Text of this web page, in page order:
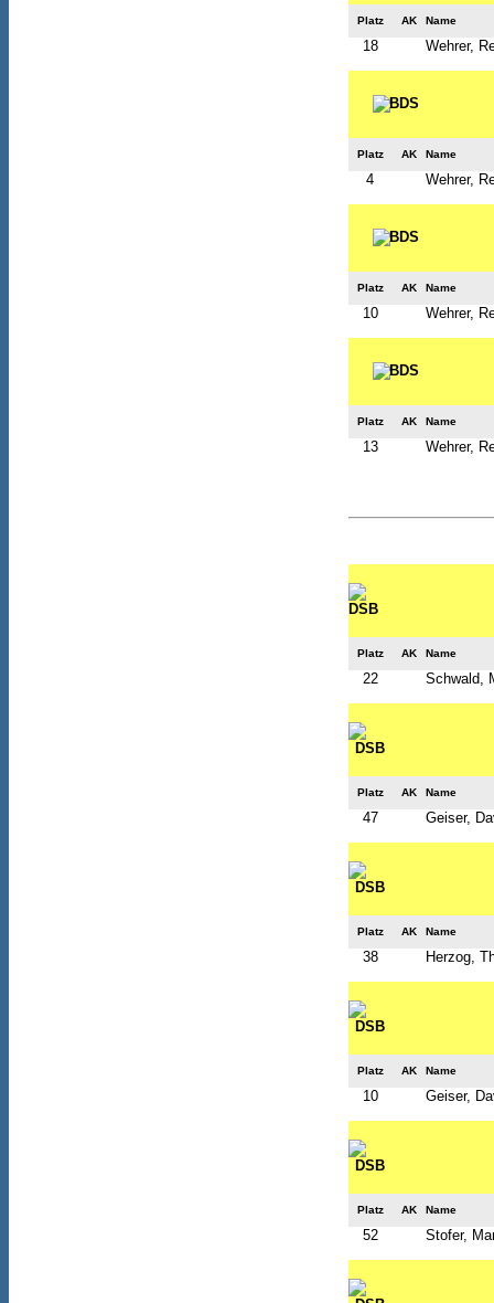
Platz AK Name
18 Wehrer,
Platz AK Name
4 Wehrer,
Platz AK Name
10 Wehrer,
Platz AK Name
13 Wehrer,
Platz AK Name
22 Schwald,
Platz AK Name
47 Geiser,
Platz AK Name
38 Herzog,
Platz AK Name
10 Geiser,
Platz AK Name
52 Stofer,